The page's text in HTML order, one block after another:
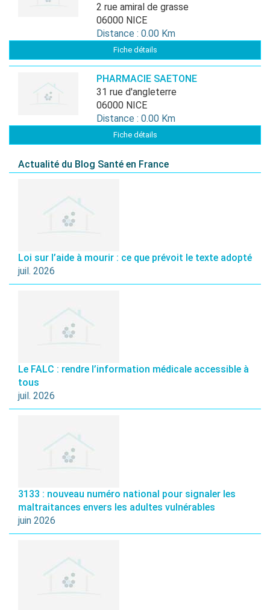
2 rue amiral de grasse
06000 NICE
Distance : 0.00 Km
Fiche détails
PHARMACIE SAETONE
31 rue d'angleterre
06000 NICE
Distance : 0.00 Km
Fiche détails
Actualité du Blog Santé en France
Loi sur l’aide à mourir : ce que prévoit le texte adopté
juil. 2026
Le FALC : rendre l’information médicale accessible à
tous
juil. 2026
3133 : nouveau numéro national pour signaler les
maltraitances envers les adultes vulnérables
juin 2026